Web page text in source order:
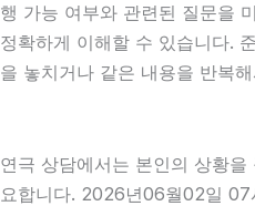
행 가능 여부와 관련된 질문을
정확하게 이해할 수 있습니다.
을 놓치거나 같은 내용을 반복
연극 상담에서는 본인의 상황
요합니다. 2026년06월02일